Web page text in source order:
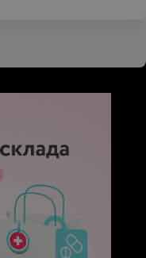
городе есть